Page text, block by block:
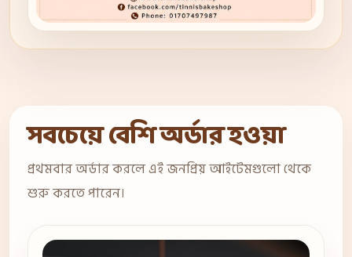
সবচেয়ে বেশি অর্ডার হওয়া
প্রথমবার অর্ডার করলে এই জনপ্রিয় আইটেমগুলো থেকে
শুরু করতে পারেন।